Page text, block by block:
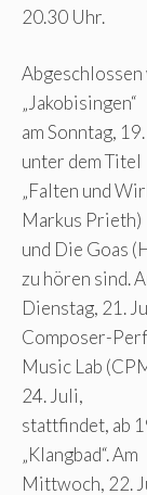
20.30 Uhr.
„Jakobisingen“
am Sonntag,
unter dem Titel
„Falten und
Markus Prieth)
und Die Goas
zu hören sind.
Dienstag, 21.
Composer-
Music Lab
24. Juli,
stattfindet, ab
„Klangbad“. Am
Mittwoch, 22.